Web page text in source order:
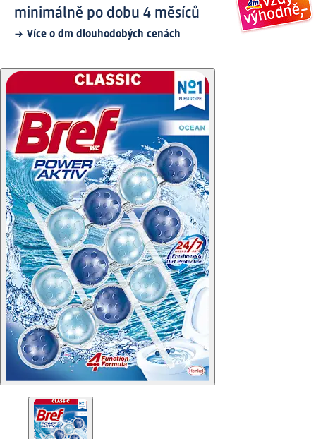
minimálně po dobu 4 měsíců
Více o dm dlouhodobých cenách